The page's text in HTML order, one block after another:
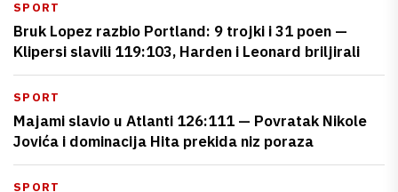
SPORT
Bruk Lopez razbio Portland: 9 trojki i 31 poen —
Klipersi slavili 119:103, Harden i Leonard briljirali
SPORT
Majami slavio u Atlanti 126:111 — Povratak Nikole
Jovića i dominacija Hita prekida niz poraza
SPORT